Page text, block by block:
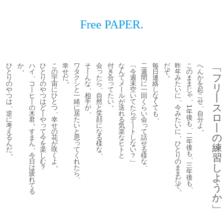
Free PAPER.
﹁
フ
リ
ス
ロ
の
練
習
し
よ
う
か
﹂
へ
ん
か
を
起
こ
せ、
自
分
よ。
こ
の
ま
ま
じ
ゃ、
1
年
後
も、
二
年
後
も、
三
年
後
も、
昨
年
み
た
い
に、
今
み
た
い
に、
ひ
と
り
の
ま
ま
だ
ぞ。
だ
ぞ。
毎
日
連
絡
し
な
く
て
も、
二
週
間
に
一
回
く
ら
い
会
っ
て
話
せ
る
様
な、
﹁
今
週
末
空
い
て
た
ら
デ
ト
し
な
い
？
﹂
な
ん
て
メ
ル
が
送
れ
る
気
楽
な
ヒ
ト
と
付
き
合
っ
て
た
い。
会
っ
た
ら、
自
然
と
笑
顔
に
な
る
様
な、
そ
ん
な、
相
手
が、
ワ
タ
ク
シ
と
一
緒
に
居
た
い
と
思
っ
て
く
れ
た
ら、
幸
せ
だ。
こ
の
宇
宙
に
ひ
と
つ、
幸
せ
の
花
が
咲
く
よ。
ひ
と
り
の
や
つ
は
ど
や
っ
て
今
を
楽
し
む
？
ハ
イ
コ
ヒ
の
木
君。
す
ま
ん、
今
日
は
疲
れ
て
る
か。
ひ
と
り
の
や
つ
は、
逆
に
考
え
る
ん
だ。